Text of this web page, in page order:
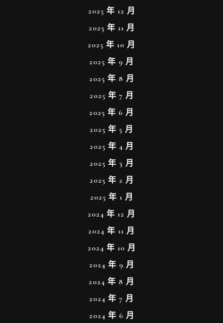
2025 年 12 月
2025 年 11 月
2025 年 10 月
2025 年 9 月
2025 年 8 月
2025 年 7 月
2025 年 6 月
2025 年 5 月
2025 年 4 月
2025 年 3 月
2025 年 2 月
2025 年 1 月
2024 年 12 月
2024 年 11 月
2024 年 10 月
2024 年 9 月
2024 年 8 月
2024 年 7 月
2024 年 6 月